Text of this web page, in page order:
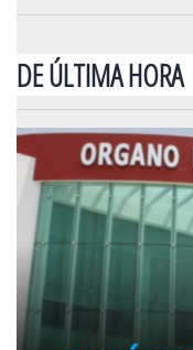
DE ÚLTIMA HORA